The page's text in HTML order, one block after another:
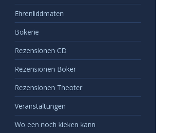
Ehrenliddmaten
Bökerie
Rezensionen CD
Rezensionen Böker
Rezensionen Theoter
Veranstaltungen
Wo een noch kieken kann